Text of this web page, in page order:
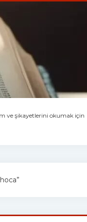
ve şikayetlerini okumak için